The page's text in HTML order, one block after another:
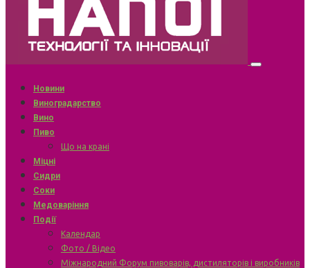
Новини
Виноградарство
Вино
Пиво
Що на крані
Міцні
Сидри
Соки
Медоваріння
Події
Календар
Фото / Відео
Міжнародний Форум пивоварів, дистиляторів і виробників